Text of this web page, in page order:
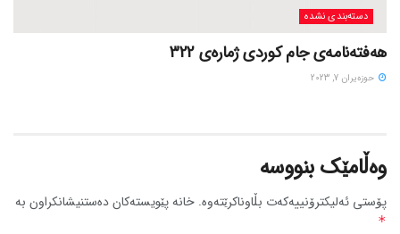
دسته‌بندی نشده
هەفتەنامەی جام کوردی ژمارەی 322
حوزه‌یران 7, 2023
وەڵامێک بنووسە
پۆستی ئەلیکترۆنییەکەت بڵاوناکرێتەوە. خانە پێویستەکان دەستنیشانکراون بە
*